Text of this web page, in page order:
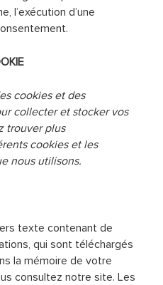
l’exécution d’une
cookies et des
collecter et stocker vos
trouver plus
cookies et les
nous utilisons.
texte contenant de
qui sont téléchargés
la mémoire de votre
consultez notre site. Les